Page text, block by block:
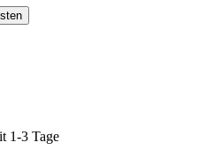
1-3 Tage